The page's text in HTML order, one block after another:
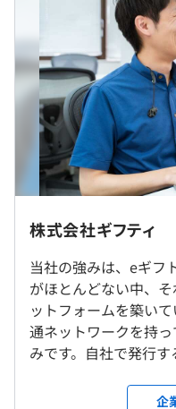
■技術とビジネスが密
技術的なチャレンジがで
わたしたちは、あらゆる
す。多様なギフトを実
必要になり、多岐にわ
境があります。
事業部とプロダクト開
術とビジネスが密接に
に、エンジニアがユー
極的に理解しようとす
した上で技術的な観点
を高められます。
ギフティは、eギフトの
とし、以下のサービスを
受動喫煙防止措置に関
屋内全面禁煙（屋外に
休憩時間：60分 ※フレ
とっています
平均残業時間：インタ
実施日のみ
インターンのためなし
過去３年間の新卒採用
前年度 男性3人 女性2人
2年度前 男性0人 女性0
3年度前 男性1人 女性1
メンター制度の有無
あり
前事業年度の育児休業
男性0人/0人
女性0人/1人
株式会社ギフティ
当社の強みは、eギフ
がほとんどない中、
ットフォームを築い
通ネットワークを持
みです。自社で発行
国内で流通するeギフ
企